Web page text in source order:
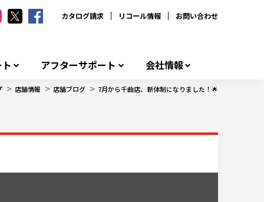
カタログ請求 リコール情報 お問い合わせ
アフターサポート 会社情報
> 店舗情報 > 店舗ブログ > 7月から千曲店、新体制になりました！🌟